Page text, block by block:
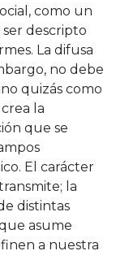
como un
descripto
La difusa
no debe
quizás como
la
que se
El carácter
la
distintas
asume
a nuestra